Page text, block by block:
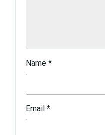
Name *
Email *